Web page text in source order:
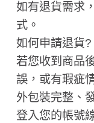
如有退貨需求
式。
如何申請退貨?
若您收到商品
誤，或有瑕疵
外包裝完整、
登入您的帳號